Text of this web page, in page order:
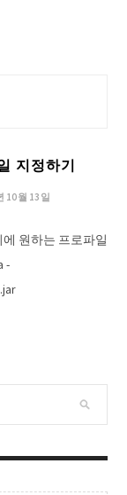
지정하기
10월 13일
원하는 프로파일
-